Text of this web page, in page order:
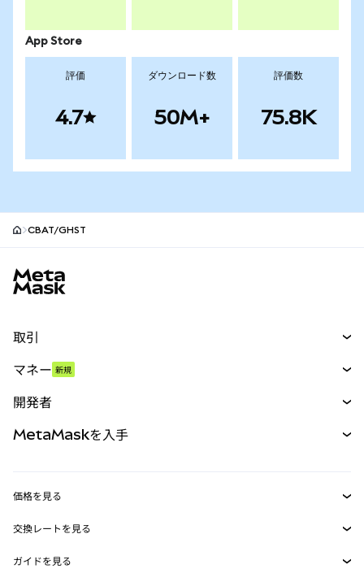
App Store
評価
4.7
ダウンロード数
50M+
評価数
75.8K
CBAT/GHST
取引
パーペチュアル
RWA
マネー 新規
開発者
MetaMask Connect
Snaps
MetaMaskを入手
セキュリティ
価格を見る
イーサリアムの価格
Solanaの価格
交換レートを見る
ETH→USD
ガイドを見る